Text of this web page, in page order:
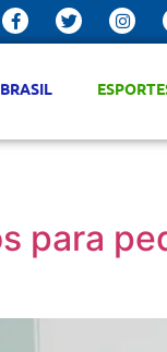
BRASIL
para